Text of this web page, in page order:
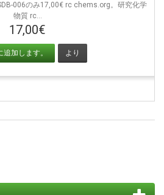
006のみ17,00€ rc chems.org。研究化学
物質 rc...
17,00€
追加します。 より